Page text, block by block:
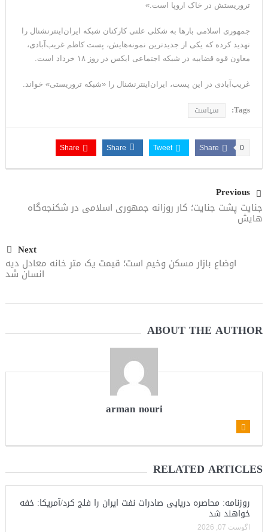
تبدیل شد؟
ترامپ: پیروزی عبدال السید اسرائیل‌ستیز، خبر خوبی برای
جمهوری‌خواهان است
تروریستش در خاک اروپا است.»
جمهوری اسلامی بارها به شکلی علنی کارکنان شبکه ایران‌اینترنشنال را
تهدید کرده که یکی از جدیدترین نمونه‌هایش، پست کاظم غریب‌آبادی،
معاون قوه قضاییه در شبکه اجتماعی ایکس در روز ۱۸ خرداد است.
غریب‌آبادی در این پست، ایران‌اینترنشنال را «شبکه تروریستی» خواند.
Tags: سیاست
Share 0
Tweet
Share
Share
Previous
جنایت پشت جنایت؛ کار روزانه جمهوری اسلامی در شکنجه‌گاه
هایش
Next
اوضاع بازار مسکن وخیم است؛ قیمت یک متر خانه معادل دیه
انسان شد
ABOUT THE AUTHOR
arman nouri
RELATED ARTICLES
روزنامه: محاصره دریایی صادرات نفت ایران را فلج کرد/آمریکا: خفه
خواهند شد
آگوست 07, 2026